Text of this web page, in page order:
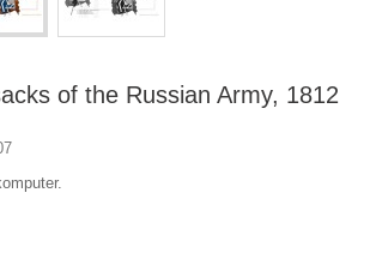
of the Russian Army, 1812